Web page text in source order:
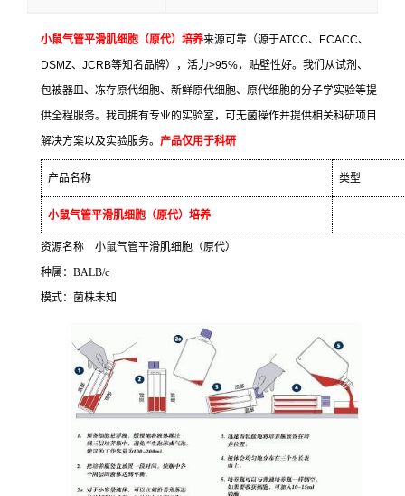
小鼠气管平滑肌细胞（原代）培养来源可靠（源于ATCC、 ECACC、
DSMZ、 JCRB等知名品牌），活力>95%，贴壁性好。我们从试剂、
包被器皿、冻存原代细胞、新鲜原代细胞、原代细胞的分子学实验等提
供全程服务。我司拥有专业的实验室，可无菌操作并提供相关科研项目
解决方案以及实验服务。 产品仅用于科研
产品名称 类型
小鼠气管平滑肌细胞（原代）培养
资源名称 小鼠气管平滑肌细胞（原代）
种属： BALB/c
模式：菌株未知